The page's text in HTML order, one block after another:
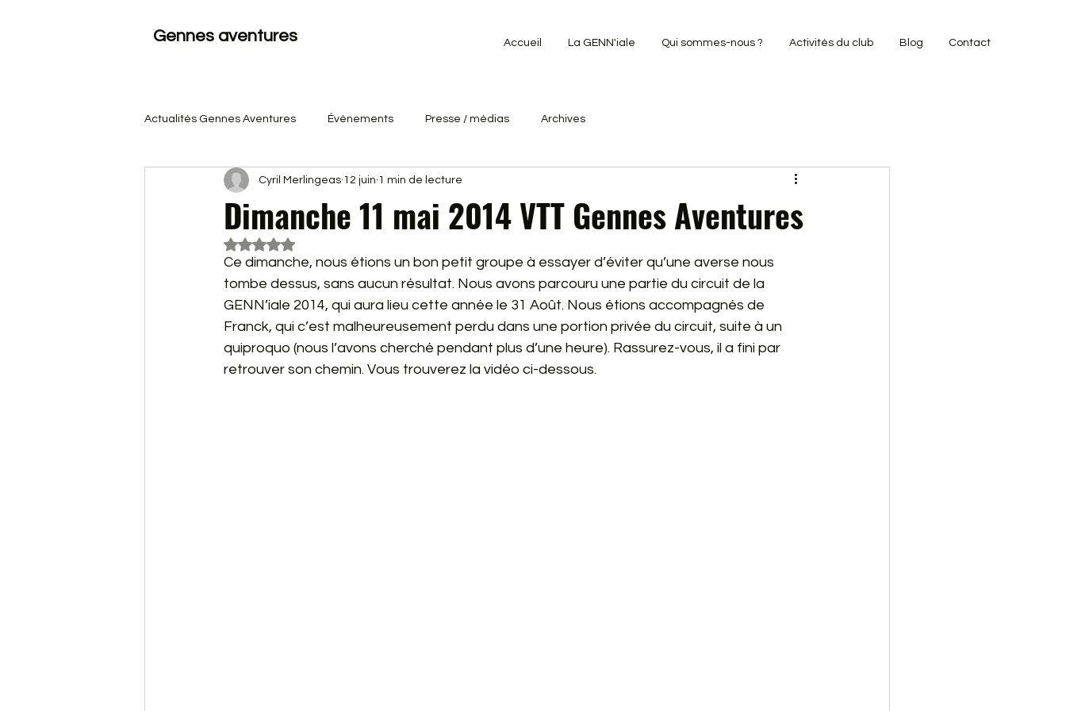
Gennes aventures Accueil La GENN'iale Qui sommes-nous ? Activités du club Blog Contact
Actualités Gennes Aventures Événements Presse / médias Archives
Dimanche 11 mai 2014 VTT Gennes Aventures
Cyril Merlingeas 12 juin 1 min de lecture
Noté NaN étoiles sur 5.
Ce dimanche, nous étions un bon petit groupe à essayer d’éviter qu’une averse nous
tombe dessus, sans aucun résultat. Nous avons parcouru une partie du circuit de la
GENN’iale 2014, qui aura lieu cette année le 31 Août. Nous étions accompagnés de
Franck, qui c’est malheureusement perdu dans une portion privée du circuit, suite à un
quiproquo (nous l’avons cherché pendant plus d’une heure). Rassurez-vous, il a fini par
retrouver son chemin. Vous trouverez la vidéo ci-dessous.